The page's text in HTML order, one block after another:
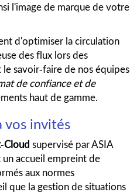
l'image de marque de votre
d'optimiser la circulation
des flux lors des
savoir-faire de nos équipes
de confiance et de
haut de gamme.
vos invités
Cloud supervisé par ASIA
accueil empreint de
aux normes
que la gestion de situations